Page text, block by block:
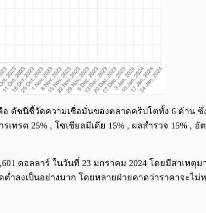
อ ดัชนีชี้วัดความเชื่อมั่นของตลาดคริปโตทั้ง 6 ด้าน
ด 25% , โซเชียลมีเดีย 15% , ผลสำรวจ 15% , อัต
ดอลลาร์ ในวันที่ 23 มกราคม 2024 โดยมีสาเหตุม
ำลงเป็นอย่างมาก โดยหลายฝ่ายคาดว่าราคาจะไม่